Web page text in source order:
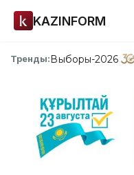
KAZINFORM
Тренды:Выборы-2026